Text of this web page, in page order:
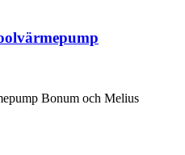
Bonum och Melius